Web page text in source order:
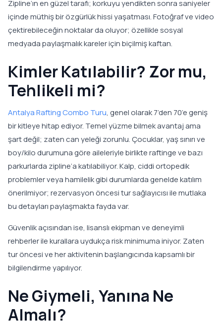
Zipline’ın en güzel tarafı; korkuyu yendikten sonra saniyeler
içinde müthiş bir özgürlük hissi yaşatması. Fotoğraf ve video
çektirebileceğin noktalar da oluyor; özellikle sosyal
medyada paylaşmalık kareler için biçilmiş kaftan.
Kimler Katılabilir? Zor mu,
Tehlikeli mi?
Antalya Rafting Combo Turu, genel olarak 7’den 70’e geniş
bir kitleye hitap ediyor. Temel yüzme bilmek avantaj ama
şart değil; zaten can yeleği zorunlu. Çocuklar, yaş sınırı ve
boy/kilo durumuna göre aileleriyle birlikte raftinge ve bazı
parkurlarda zipline’a katılabiliyor. Kalp, ciddi ortopedik
problemler veya hamilelik gibi durumlarda genelde katılım
önerilmiyor; rezervasyon öncesi tur sağlayıcısı ile mutlaka
bu detayları paylaşmakta fayda var.
Güvenlik açısından ise, lisanslı ekipman ve deneyimli
rehberler ile kurallara uydukça risk minimuma iniyor. Zaten
tur öncesi ve her aktivitenin başlangıcında kapsamlı bir
bilgilendirme yapılıyor.
Ne Giymeli, Yanına Ne
Almalı?